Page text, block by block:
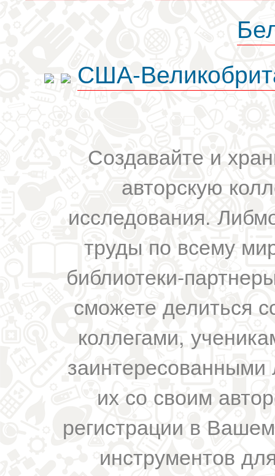
США-
Создавайте и
авторскую
исследования.
труды по всему
библиотеки-
сможете делиться
коллегами,
их со своим
регистрации в
инструментов